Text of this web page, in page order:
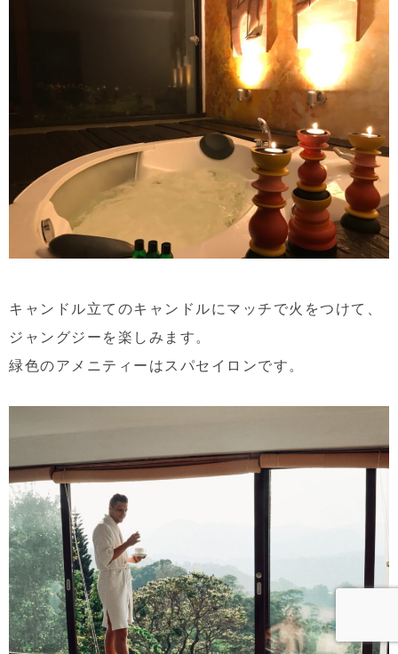
キャンドル立てのキャンドルにマッチで火をつけて、
ジャングジーを楽しみます。
緑色のアメニティーはスパセイロンです。